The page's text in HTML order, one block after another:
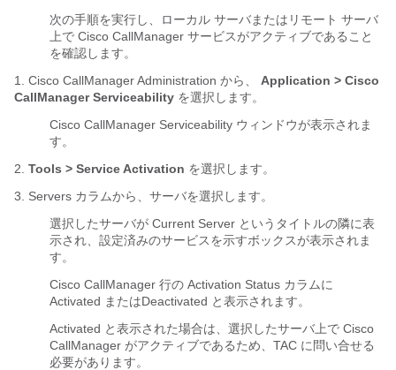
次の手順を実行し、ローカル サーバまたはリモート サーバ
上で Cisco CallManager サービスがアクティブであること
を確認します。
1. Cisco CallManager Administration から、
Application > Cisco
CallManager Serviceability を選択します。
Cisco CallManager Serviceability ウィンドウが表示されま
す。
2. Tools > Service Activation を選択します。
3. Servers カラムから、サーバを選択します。
選択したサーバが Current Server というタイトルの隣に表
示され、設定済みのサービスを示すボックスが表示されま
す。
Cisco CallManager 行の Activation Status カラムに
Activated またはDeactivated と表示されます。
Activated と表示された場合は、選択したサーバ上で Cisco
CallManager がアクティブであるため、TAC に問い合せる
必要があります。